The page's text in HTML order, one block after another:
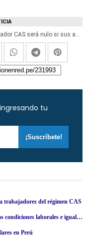
SERVIR: Cese de trabajador CAS será nulo si sus actividades no son transitorias o de suplencia, según Resolución N° 001430-2021-SERVIR/TSC-SEGUNDA-SALA
tu
trabajadores del régimen CAS
Gobierno alista CAS especial para mejorar las condiciones laborales e igualdad de oportunidades a personas con discapacidad
en Perú